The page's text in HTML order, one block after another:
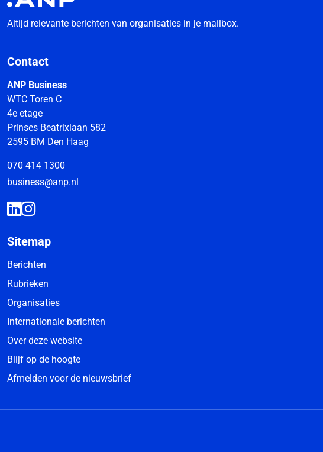
Altijd relevante berichten van organisaties in je mailbox.
Contact
ANP Business
WTC Toren C
4e etage
Prinses Beatrixlaan 582
2595 BM Den Haag
070 414 1300
business@anp.nl
Sitemap
Berichten
Rubrieken
Organisaties
Internationale berichten
Over deze website
Blijf op de hoogte
Afmelden voor de nieuwsbrief